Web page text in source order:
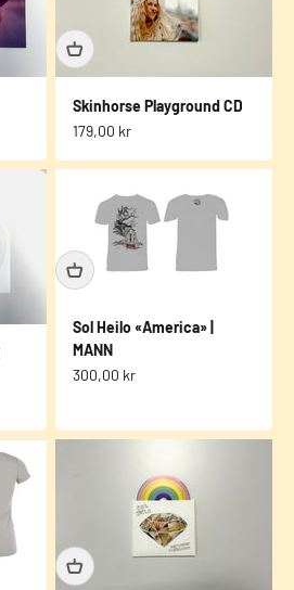
Skinhorse Playground CD
Salgspris
179,00 kr
Sol Heilo «America» |
MANN
Salgspris
300,00 kr